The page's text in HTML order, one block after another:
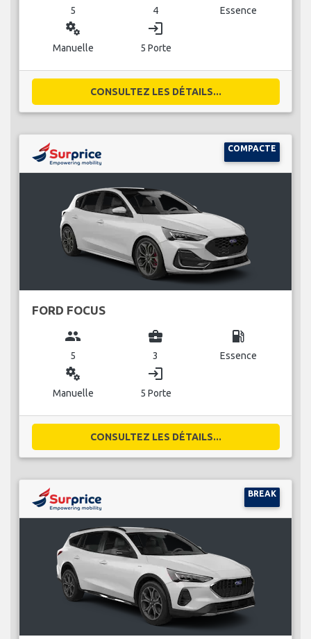
5 4 Essence
miscellaneous_services
Manuelle
login
5 Porte
CONSULTEZ LES DÉTAILS...
COMPACTE
FORD FOCUS
group
5
business_center
3
local_gas_station
Essence
miscellaneous_services
Manuelle
login
5 Porte
CONSULTEZ LES DÉTAILS...
BREAK